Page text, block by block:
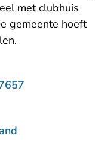
met clubhuis
gemeente hoeft